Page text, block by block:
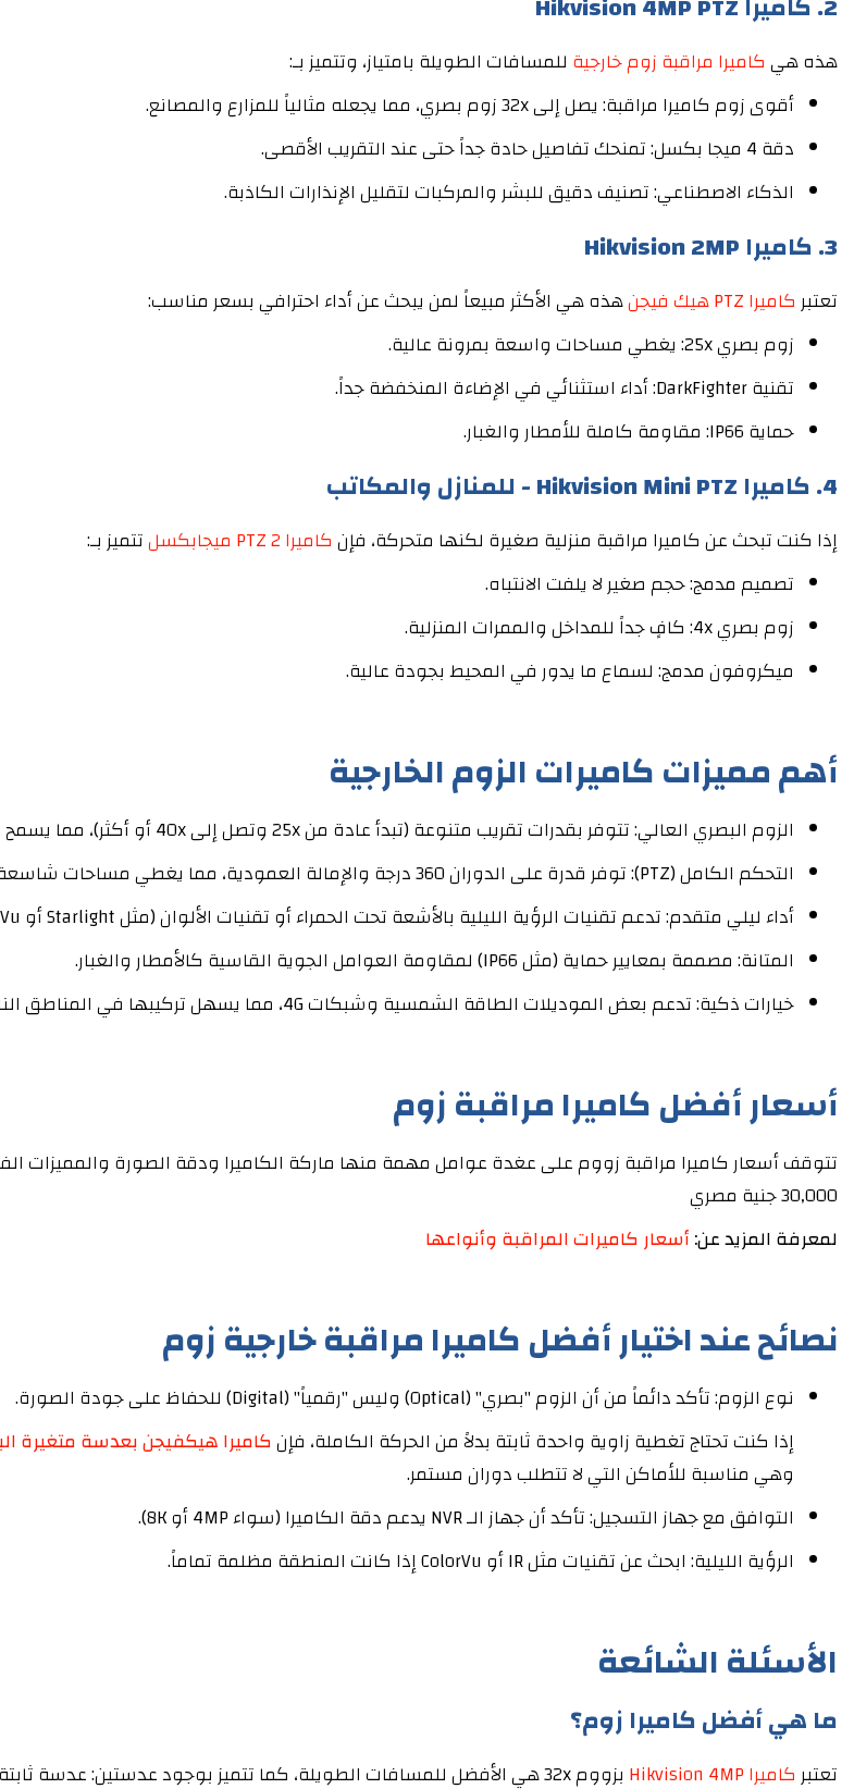
هذه هيكاميرا مراقبة زوم خارجية للمسافات الطويلة بامتياز، وتتميز بـ:
أقوى زوم كاميرا مراقبة: يصل إلى 32x زوم بصري، مما يجعله مثالياً للمزارع والمصانع.
دقة 4 ميجا بكسل: تمنحك تفاصيل حادة جداً حتى عند التقريب الأقصى.
الذكاء الاصطناعي: تصنيف دقيق للبشر والمركبات لتقليل الإنذارات الكاذبة.
3. كاميرا Hikvision 2MP
تعتبر كاميرا PTZ هيك فيجن
هذه هي الأكثر مبيعاً لمن يبحث عن أداء احترافي بسعر مناسب:
زوم بصري 25x: يغطي مساحات واسعة بمرونة عالية.
تقنية DarkFighter: أداء استثنائي في الإضاءة المنخفضة جداً.
حماية IP66: مقاومة كاملة للأمطار والغبار.
4. كاميرا Hikvision Mini PTZ - للمنازل والمكاتب
إذا كنت تبحث عن كاميرا مراقبة منزلية صغيرة لكنها متحركة، فإنكاميرا PTZ 2 ميجابكسل
تتميز بـ:
تصميم مدمج: حجم صغير لا يلفت الانتباه.
زوم بصري 4x: كافٍ جداً للمداخل والممرات المنزلية.
ميكروفون مدمج: لسماع ما يدور في المحيط بجودة عالية.
أهم مميزات كاميرات الزوم الخارجية
الزوم البصري العالي: تتوفر بقدرات تقريب متنوعة (تبدأ عادة من 25x وتصل إلى 40x أو أكثر)، مما يسمح برؤية تفاصيل دقيقة دون فقدان جودة الصورة.
التحكم الكامل (PTZ): توفر قدرة على الدوران 360 درجة والإمالة العمودية، مما يغطي مساحات شاسعة.
أداء ليلي متقدم: تدعم تقنيات الرؤية الليلية بالأشعة تحت الحمراء أو تقنيات الألوان (مثل Starlight أو ColorVu) لمسافات قد تتجاوز 150-200 متر.
المتانة: مصممة بمعايير حماية (مثل IP66) لمقاومة العوامل الجوية القاسية كالأمطار والغبار.
خيارات ذكية: تدعم بعض الموديلات الطاقة الشمسية وشبكات 4G، مما يسهل تركيبها في المناطق النائية دون الحاجة لتمديدات كهربائية
أسعار أفضل كاميرا مراقبة زوم
30,000 جنية مصري
لمعرفة المزيد عن:أسعار كاميرات المراقبة وأنواعها
نصائح عند اختيار أفضل كاميرا مراقبة خارجية زوم
نوع الزوم: تأكد دائماً من أن الزوم "بصري" (Optical) وليس "رقمياً" (Digital) للحفاظ على جودة الصورة.
إذا كنت تحتاج تغطية زاوية واحدة ثابتة بدلاً من الحركة الكاملة، فإنكاميرا هيكفيجن بعدسة متغيرة
وهي مناسبة للأماكن التي لا تتطلب دوران مستمر.
التوافق مع جهاز التسجيل: تأكد أن جهاز الـ NVR يدعم دقة الكاميرا (سواء 4MP أو 8K).
الرؤية الليلية: ابحث عن تقنيات مثل IR أو ColorVu إذا كانت المنطقة مظلمة تماماً.
الأسئلة الشائعة
ما هي أفضل كاميرا زوم؟
تعتبر كاميرا Hikvision 4MP بزووم 32x هي الأفضل للمسافات الطويلة، كما تتميز بوجود عدستين: عدسة ثابتة لوضوح جودة الصورة، وعدسة متحركة لتحريك الصورة من كافة الاتجاهات.